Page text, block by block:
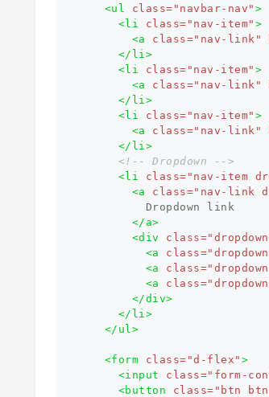
<ul
class= "navbar-nav" >
<li
class= "nav-item" >
<a
class="nav-link"
</li>
<li
class= "nav-item" >
<a
class="nav-link"
</li>
<li
class= "nav-item" >
<a
class="nav-link"
</li>
<!-- Dropdown -->
<li
class= "nav-item
<a
class="nav-link
          Dropdown link
</a>
<div
class=
<a
class=
<a
class=
<a
class=
</div>
</li>
</ul>
<form class= "d-flex" >
<input
class="form-
<button
class= "btn